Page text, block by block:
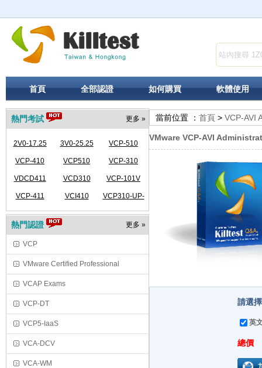
首頁 全部認證 如何購買 軟體使用
更多 »
熱門考試
2V0-17.25 3V0-25.25 VCP-510
VCP-410 VCP510 VCP-310
VDCD411 VCD310 VCP-101V
VCP-411 VCI410 VCP310-UP-
VCP410
更多 »
熱門認證
VCP
VMware Certified Professional
VCAP Exams
VCP-DT
VCP5-IaaS
VCA-DCV
VCA-WM
當前位置 ： 首頁 > VCP-AVI
VMware VCP-AVI
請選
英
總價